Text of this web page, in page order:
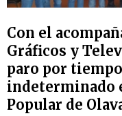
Con el
Gráficos y
paro por tiempo
indeterminado
Popular de